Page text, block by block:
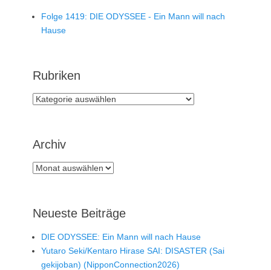
Folge 1419: DIE ODYSSEE - Ein Mann will nach
Hause
Rubriken
Rubriken
Archiv
Archiv
Neueste Beiträge
DIE ODYSSEE: Ein Mann will nach Hause
Yutaro Seki/Kentaro Hirase SAI: DISASTER (Sai
gekijoban) (NipponConnection2026)